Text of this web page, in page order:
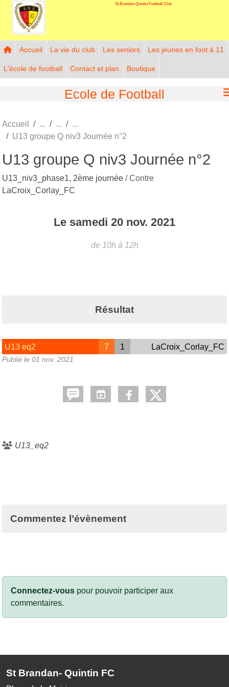
St Brandan-Quintin Football Club
Accueil La vie du club Les seniors Les jeunes en foot à 11
L'école de football Contact et plan Boutique
Ecole de Football
Accueil
U13 groupe Q niv3 Journée n°2
U13 groupe Q niv3 Journée n°2
U13_niv3_phase1, 2ème journée / Contre
LaCroix_Corlay_FC
Le samedi 20 nov. 2021
de 10h à 12h
Résultat
U13 eq2 7 1 LaCroix_Corlay_FC
Publié le 01 nov. 2021
U13_eq2
Commentez l’évènement
Connectez-vous pour pouvoir participer aux
commentaires.
St Brandan- Quintin FC
Panneau de gestion des cookies